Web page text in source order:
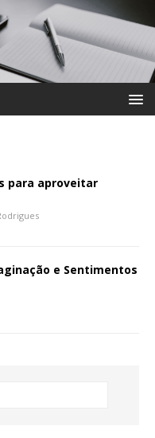
para aproveitar
e Sentimentos